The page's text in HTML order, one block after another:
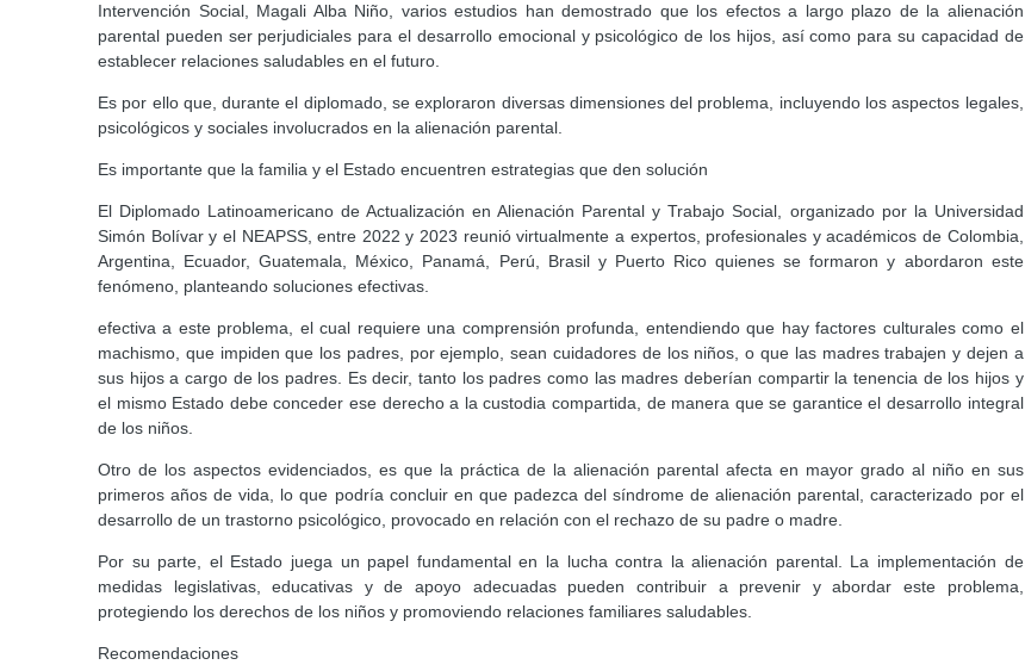
Intervención Social, Magali Alba Niño, varios estudios han demostrado que los efectos a largo plazo de la alienación
parental pueden ser perjudiciales para el desarrollo emocional y psicológico de los hijos, así como para su capacidad de
establecer relaciones saludables en el futuro.
Es por ello que, durante el diplomado, se exploraron diversas dimensiones del problema, incluyendo los aspectos legales,
psicológicos y sociales involucrados en la alienación parental.
Es importante que la familia y el Estado encuentren estrategias que den solución
El Diplomado Latinoamericano de Actualización en Alienación Parental y Trabajo Social, organizado por la Universidad
Simón Bolívar y el NEAPSS, entre 2022 y 2023 reunió virtualmente a expertos, profesionales y académicos de Colombia,
Argentina, Ecuador, Guatemala, México, Panamá, Perú, Brasil y Puerto Rico quienes se formaron y abordaron este
fenómeno, planteando soluciones efectivas.
efectiva a este problema, el cual requiere una comprensión profunda, entendiendo que hay factores culturales como el
machismo, que impiden que los padres, por ejemplo, sean cuidadores de los niños, o que las madres trabajen y dejen a
sus hijos a cargo de los padres. Es decir, tanto los padres como las madres deberían compartir la tenencia de los hijos y
el mismo Estado debe conceder ese derecho a la custodia compartida, de manera que se garantice el desarrollo integral
de los niños.
Otro de los aspectos evidenciados, es que la práctica de la alienación parental afecta en mayor grado al niño en sus
primeros años de vida, lo que podría concluir en que padezca del síndrome de alienación parental, caracterizado por el
desarrollo de un trastorno psicológico, provocado en relación con el rechazo de su padre o madre.
Por su parte, el Estado juega un papel fundamental en la lucha contra la alienación parental. La implementación de
medidas legislativas, educativas y de apoyo adecuadas pueden contribuir a prevenir y abordar este problema,
protegiendo los derechos de los niños y promoviendo relaciones familiares saludables.
Recomendaciones